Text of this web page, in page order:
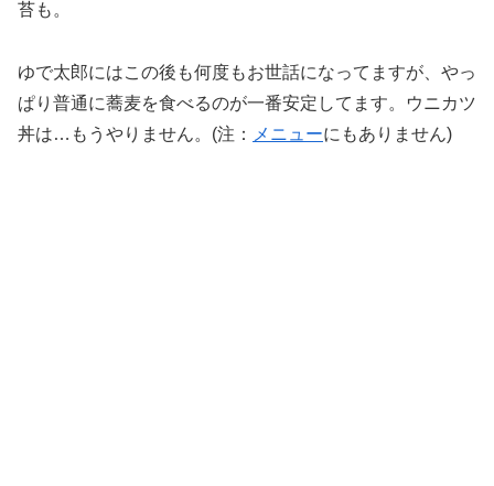
苔も。
ゆで太郎にはこの後も何度もお世話になってますが、やっ
ぱり普通に蕎麦を食べるのが一番安定してます。ウニカツ
丼は…もうやりません。(注：
メニューにもありません)